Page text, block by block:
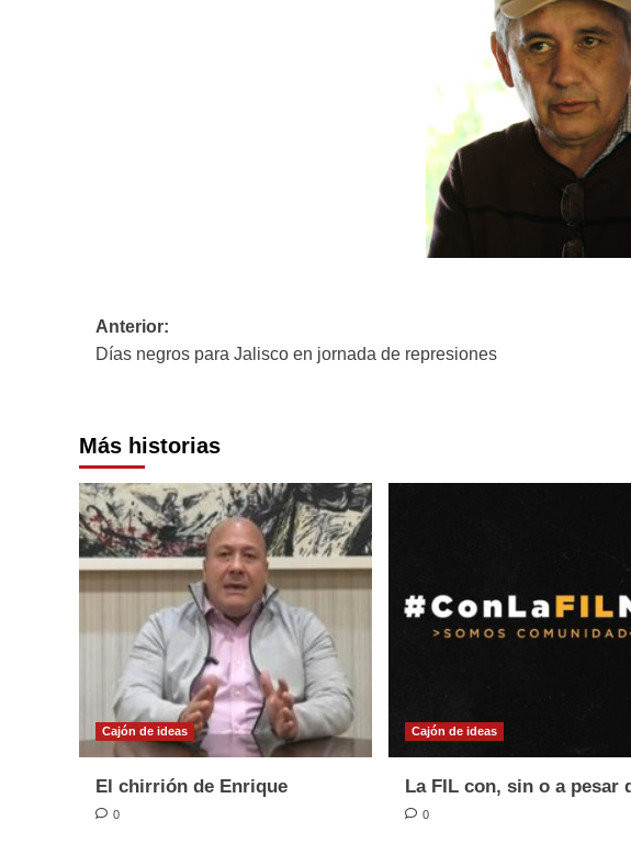
Navegación
de
Anterior:
Días negros para Jalisco en jornada de represiones
Más historias
Cajón de ideas
El chirrión de Enrique
0
Cajón de ideas
La FIL con, sin o a pesar
0